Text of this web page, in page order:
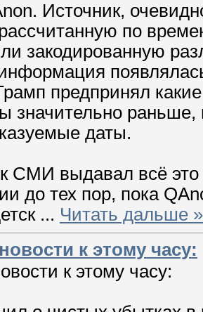
Источник,
по
закодированную
предпринял
значительно раньше,
даты.
СМИ выдавал всё
до тех пор, пока
... Читать дальше »
к этому часу:
к этому часу: